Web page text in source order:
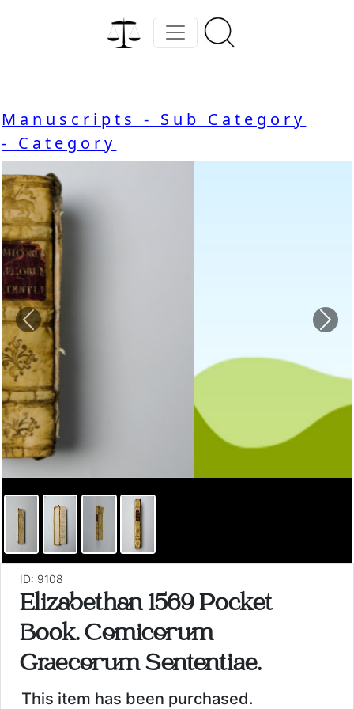
Manuscripts - Sub Category
- Category
Previous
ID: 9108
Elizabethan 1569 Pocket
Book. Comicorum
Graecorum Sententiae.
This item has been purchased.